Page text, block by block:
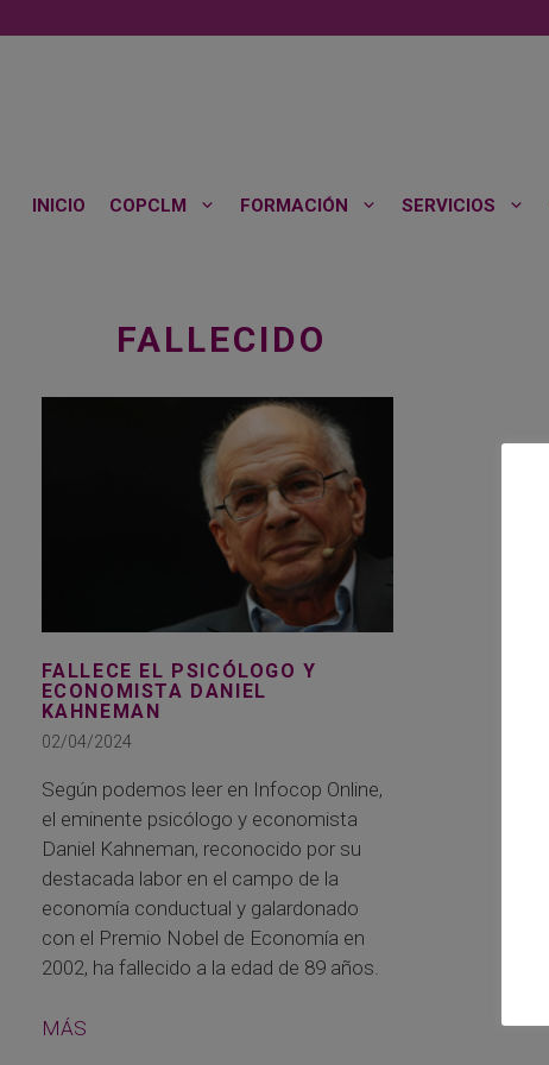
al
INICIO COPCLM FORMACIÓN SERVICIOS
FALLECIDO
FALLECE EL PSICÓLOGO Y
ECONOMISTA DANIEL
KAHNEMAN
02/04/2024
Según podemos leer en Infocop Online,
el eminente psicólogo y economista
Daniel Kahneman, reconocido por su
destacada labor en el campo de la
economía conductual y galardonado
con el Premio Nobel de Economía en
2002, ha fallecido a la edad de 89 años.
MÁS